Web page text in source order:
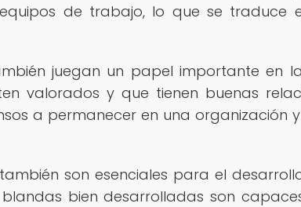
de trabajo, lo que se traduce
juegan un papel importante en
valorados y que tienen buenas
a permanecer en una organización
son esenciales para el
bien desarrolladas son